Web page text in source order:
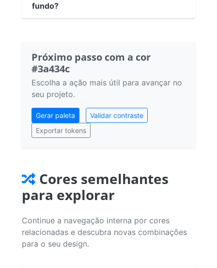
fundo?
Próximo passo com a cor
#3a434c
Escolha a ação mais útil para avançar no
seu projeto.
Gerar paleta
Validar contraste
Exportar tokens
Cores semelhantes
para explorar
Continue a navegação interna por cores
relacionadas e descubra novas combinações
para o seu design.